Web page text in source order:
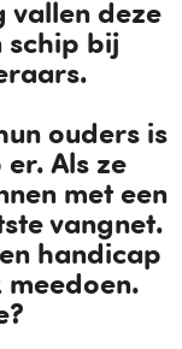
vallen deze
schip bij
ouders is
er. Als ze
met een
vangnet.
handicap
meedoen.